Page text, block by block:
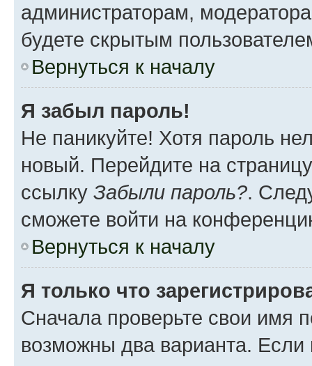
администраторам,
будете скрытым
Вернуться к началу
Я забыл пароль!
Не паникуйте! Хотя пароль
новый. Перейдите на
ссылку Забыли пароль?.
сможете войти на
Вернуться к началу
Я только что
Сначала проверьте свои имя
возможны два варианта.